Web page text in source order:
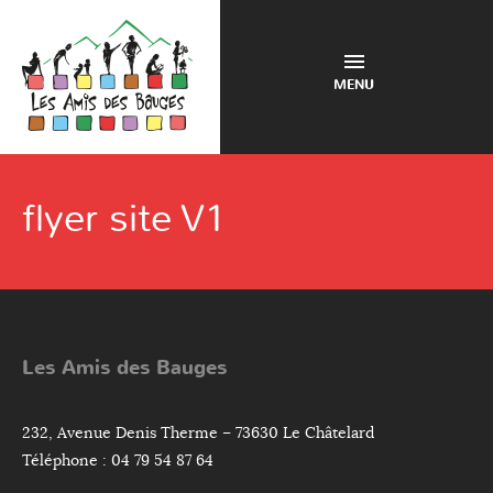
MENU
flyer site V1
Les Amis des Bauges
232, Avenue Denis Therme – 73630 Le Châtelard
Téléphone : 04 79 54 87 64